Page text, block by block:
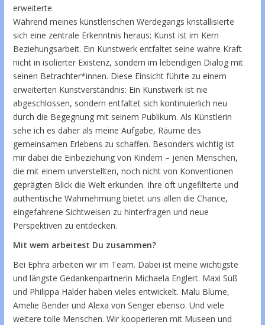
erweiterte.
Während meines künstlerischen Werdegangs kristallisierte
sich eine zentrale Erkenntnis heraus: Kunst ist im Kern
Beziehungsarbeit. Ein Kunstwerk entfaltet seine wahre Kraft
nicht in isolierter Existenz, sondern im lebendigen Dialog mit
seinen Betrachter*innen. Diese Einsicht führte zu einem
erweiterten Kunstverständnis: Ein Kunstwerk ist nie
abgeschlossen, sondern entfaltet sich kontinuierlich neu
durch die Begegnung mit seinem Publikum. Als Künstlerin
sehe ich es daher als meine Aufgabe, Räume des
gemeinsamen Erlebens zu schaffen. Besonders wichtig ist
mir dabei die Einbeziehung von Kindern – jenen Menschen,
die mit einem unverstellten, noch nicht von Konventionen
geprägten Blick die Welt erkunden. Ihre oft ungefilterte und
authentische Wahrnehmung bietet uns allen die Chance,
eingefahrene Sichtweisen zu hinterfragen und neue
Perspektiven zu entdecken.
Mit wem arbeitest Du zusammen?
Bei Ephra arbeiten wir im Team. Dabei ist meine wichtigste
und längste Gedankenpartnerin Michaela Englert. Maxi Süß
und Philippa Halder haben vieles entwickelt. Malu Blume,
Amelie Bender und Alexa von Senger ebenso. Und viele
weitere tolle Menschen. Wir kooperieren mit Museen und